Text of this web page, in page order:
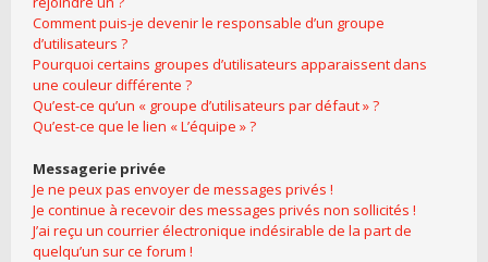
Comment puis-je devenir le responsable d’un groupe
d’utilisateurs ?
Pourquoi certains groupes d’utilisateurs apparaissent dans
une couleur différente ?
Qu’est-ce qu’un « groupe d’utilisateurs par défaut » ?
Qu’est-ce que le lien « L’équipe » ?
Messagerie privée
Je ne peux pas envoyer de messages privés !
Je continue à recevoir des messages privés non sollicités !
J’ai reçu un courrier électronique indésirable de la part de
quelqu’un sur ce forum !